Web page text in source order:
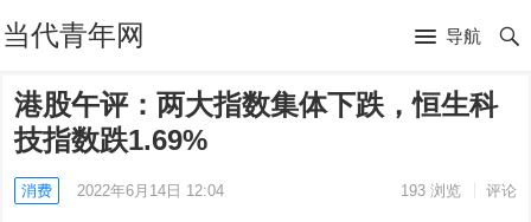
当代青年网 导航
港股午评：两大指数集体下跌，恒生科
技指数跌1.69%
消费 2022年6月14日 12:04 193浏览 评论